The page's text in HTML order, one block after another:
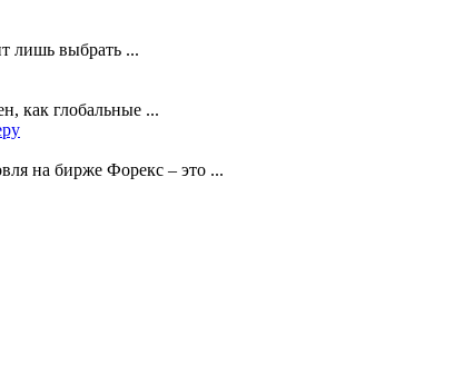
лишь выбрать ...
как глобальные ...
на бирже Форекс – это ...